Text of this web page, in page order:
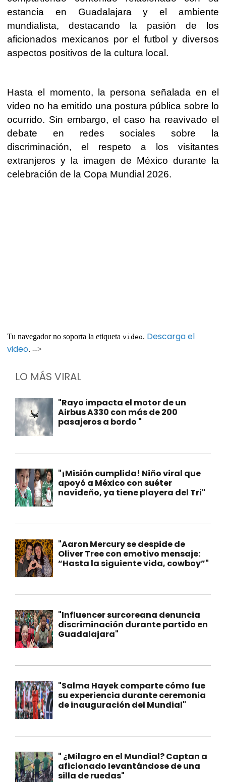
estancia en Guadalajara y el ambiente
mundialista, destacando la pasión de los
aficionados mexicanos por el futbol y diversos
aspectos positivos de la cultura local.
Hasta el momento, la persona señalada en el
video no ha emitido una postura pública sobre lo
ocurrido. Sin embargo, el caso ha reavivado el
debate en redes sociales sobre la
discriminación, el respeto a los visitantes
extranjeros y la imagen de México durante la
celebración de la Copa Mundial 2026.
Tu navegador no soporta la etiqueta video. Descarga el
video. -->
LO MÁS VIRAL
"Rayo impacta el motor de un
Airbus A330 con más de 200
pasajeros a bordo "
"¡Misión cumplida! Niño viral que
apoyó a México con suéter
navideño, ya tiene playera del Tri"
"Aaron Mercury se despide de
Oliver Tree con emotivo mensaje:
“Hasta la siguiente vida, cowboy”"
"Influencer surcoreana denuncia
discriminación durante partido en
Guadalajara"
"Salma Hayek comparte cómo fue
su experiencia durante ceremonia
de inauguración del Mundial"
" ¿Milagro en el Mundial? Captan a
aficionado levantándose de una
silla de ruedas"